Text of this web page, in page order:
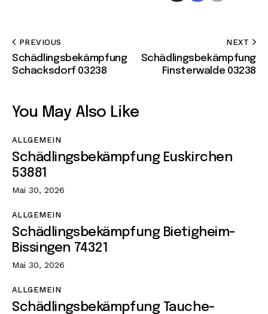
PREVIOUS
Schädlingsbekämpfung
Schacksdorf 03238
NEXT
Schädlingsbekämpfung
Finsterwalde 03238
You May Also Like
ALLGEMEIN
Schädlingsbekämpfung Euskirchen
53881
Mai 30, 2026
ALLGEMEIN
Schädlingsbekämpfung Bietigheim-
Bissingen 74321
Mai 30, 2026
ALLGEMEIN
Schädlingsbekämpfung Tauche-